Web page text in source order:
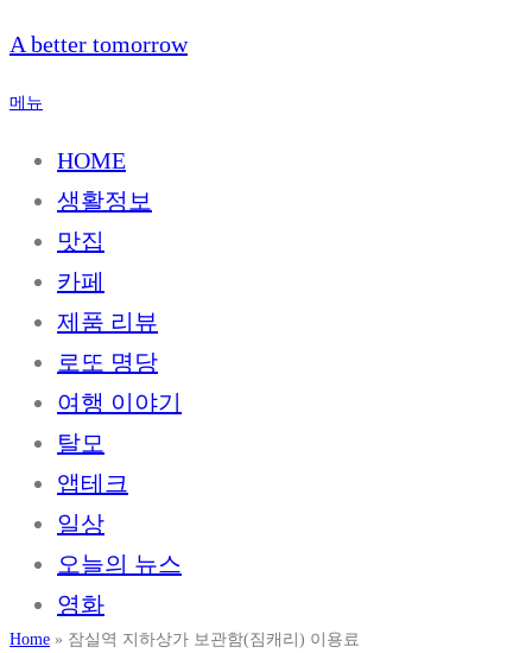
내
으
A better tomorrow
메뉴
HOME
생활정보
맛집
카페
제품 리뷰
로또 명당
여행 이야기
탈모
앱테크
일상
오늘의 뉴스
영화
Home » 잠실역 지하상가 보관함(짐캐리) 이용료